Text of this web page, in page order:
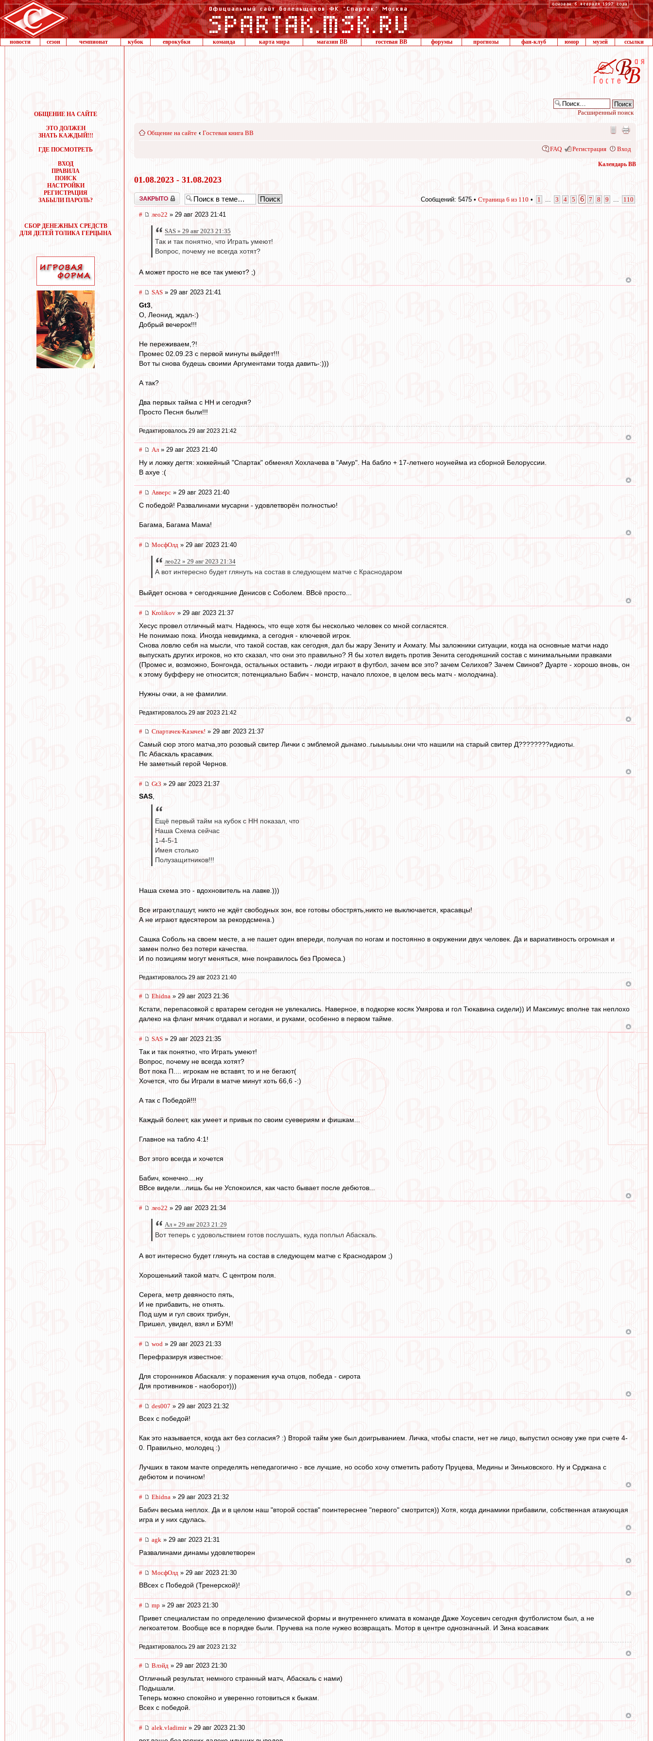
новости сезон чемпионат кубок еврокубки команда карта мира магазин ВВ гостевая ВВ форумы прогнозы фан-клуб юмор музей ссылки
ОБЩЕНИЕ НА САЙТЕ
ЭТО ДОЛЖЕН
ЗНАТЬ КАЖДЫЙ!!!
ГДЕ ПОСМОТРЕТЬ
ВХОД
ПРАВИЛА
ПОИСК
НАСТРОЙКИ
РЕГИСТРАЦИЯ
ЗАБЫЛИ ПАРОЛЬ?
СБОР ДЕНЕЖНЫХ СРЕДСТВ
ДЛЯ ДЕТЕЙ ТОЛИКА ГЕРЦЫНА
Расширенный поиск
Общение на сайте ‹ Гостевая книга ВВ
FAQ Регистрация Вход
Календарь ВВ
01.08.2023 - 31.08.2023
Закрыто Сообщений: 5475 • Страница 6 из 110 • 1 3 4 5 6 7 8 9 110
# лео22 » 29 авг 2023 21:41
SAS » 29 авг 2023 21:35
Так и так понятно, что Играть умеют!
Вопрос, почему не всегда хотят?
А может просто не все так умеют? ;)
# SAS » 29 авг 2023 21:41
Gt3
О, Леонид, ждал-:)
Добрый вечерок!!!
Не переживаем,?!
Промес 02.09.23 с первой минуты выйдет!!!
Вот ты снова будешь своими Аргументами тогда давить-:)))
А так?
Два первых тайма с НН и сегодня?
Просто Песня были!!!
Редактировалось 29 авг 2023 21:42
# Ал » 29 авг 2023 21:40
Ну и ложку дегтя: хоккейный "Спартак" обменял Хохлачева в "Амур". На бабло + 17-летнего ноунейма из сборной Белоруссии.
В ахуе :(
# Авверс » 29 авг 2023 21:40
С победой! Развалинами мусарни - удовлетворён полностью!
Багама, Багама Мама!
# МосфОлд » 29 авг 2023 21:40
лео22 » 29 авг 2023 21:34
А вот интересно будет глянуть на состав в следующем матче с Краснодаром
Выйдет основа + сегодняшние Денисов с Соболем. ВВсё просто...
# Krolikov » 29 авг 2023 21:37
Хесус провел отличный матч. Надеюсь, что еще хотя бы несколько человек со мной согласятся.
Не понимаю пока. Иногда невидимка, а сегодня - ключевой игрок.
Снова ловлю себя на мысли, что такой состав, как сегодня, дал бы жару Зениту и Ахмату. Мы заложники ситуации, когда на основные матчи надо
выпускать других игроков, но кто сказал, что они это правильно? Я бы хотел видеть против Зенита сегодняшний состав с минимальными правками
(Промес и, возможно, Бонгонда, остальных оставить - люди играют в футбол, зачем все это? зачем Селихов? Зачем Свинов? Дуарте - хорошо вновь, он
к этому буфферу не относится; потенциально Бабич - монстр, начало плохое, в целом весь матч - молодчина).
Нужны очки, а не фамилии.
Редактировалось 29 авг 2023 21:42
# Спартачек-Казачек! » 29 авг 2023 21:37
Самый сюр этого матча,это розовый свитер Лички с эмблемой дынамо..гыыыыыы.они что нашили на старый свитер Д????????идиоты.
Пс Абаскаль красавчик.
Не заметный герой Чернов.
# Gt3 » 29 авг 2023 21:37
SAS,
Ещё первый тайм на кубок с НН показал, что
Наша Схема сейчас
1-4-5-1
Имея столько
Полузащитников!!!
Наша схема это - вдохновитель на лавке.)))
Все играют,пашут, никто не ждёт свободных зон, все готовы обострять,никто не выключается, красавцы!
А не играют вдесятером за рекордсмена.)
Сашка Соболь на своем месте, а не пашет один впереди, получая по ногам и постоянно в окружении двух человек. Да и вариативность огромная и
замен полно без потери качества.
И по позициям могут меняться, мне понравилось без Промеса.)
Редактировалось 29 авг 2023 21:40
# Ehidna » 29 авг 2023 21:36
Кстати, перепасовкой с вратарем сегодня не увлекались. Наверное, в подкорке косяк Умярова и гол Тюкавина сидели)) И Максимус вполне так неплохо
далеко на фланг мячик отдавал и ногами, и руками, особенно в первом тайме.
# SAS » 29 авг 2023 21:35
Так и так понятно, что Играть умеют!
Вопрос, почему не всегда хотят?
Вот пока П.... игрокам не вставят, то и не бегают(
Хочется, что бы Играли в матче минут хоть 66,6 -:)
А так с Победой!!!
Каждый болеет, как умеет и привык по своим суевериям и фишкам...
Главное на табло 4:1!
Вот этого всегда и хочется
Бабич, конечно....ну
ВВсе видели...лишь бы не Успокоился, как часто бывает после дебютов...
# лео22 » 29 авг 2023 21:34
Ал » 29 авг 2023 21:29
Вот теперь с удовольствием готов послушать, куда поплыл Абаскаль.
А вот интересно будет глянуть на состав в следующем матче с Краснодаром ;)
Хорошенький такой матч. С центром поля.
Серега, метр девяносто пять,
И не прибавить, не отнять.
Под шум и гул своих трибун,
Пришел, увидел, взял и БУМ!
# wod » 29 авг 2023 21:33
Перефразируя известное:
Для сторонников Абаскаля: у поражения куча отцов, победа - сирота
Для противников - наоборот)))
# des007 » 29 авг 2023 21:32
Всех с победой!
Как это называется, когда акт без согласия? :) Второй тайм уже был доигрыванием. Личка, чтобы спасти, нет не лицо, выпустил основу уже при счете 4-
0. Правильно, молодец :)
Лучших в таком мачте определять непедагогично - все лучшие, но особо хочу отметить работу Пруцева, Медины и Зиньковского. Ну и Срджана с
дебютом и почином!
# Ehidna » 29 авг 2023 21:32
Бабич весьма неплох. Да и в целом наш "второй состав" поинтереснее "первого" смотрится)) Хотя, когда динамики прибавили, собственная атакующая
игра и у них сдулась.
# agk » 29 авг 2023 21:31
Развалинами динамы удовлетворен
# МосфОлд » 29 авг 2023 21:30
ВВсех с Победой (Тренерской)!
# mp » 29 авг 2023 21:30
Привет специалистам по определению физической формы и внутреннего климата в команде.Даже Хоусевич сегодня футболистом был, а не
легкоатетом. Вообще все в порядке были. Пручева на поле нужео возвращать. Мотор в центре однозначный. И Зина коасавчик
Редактировалось 29 авг 2023 21:32
# Влэйд » 29 авг 2023 21:30
Отличный результат, немного странный матч, Абаскаль с нами)
Подышали.
Теперь можно спокойно и уверенно готовиться к быкам.
Всех с победой.
# alek.vladimir» 29 авг 2023 21:30